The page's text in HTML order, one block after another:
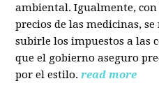
ambiental. Igualmente,
precios de las medicinas,
subirle los impuestos a las
que el gobierno aseguro
por el estilo. read more